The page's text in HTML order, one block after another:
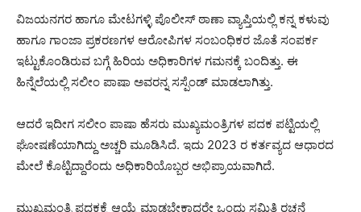
ವಿಜಯನಗರ ಹಾಗೂ ಮೇಟಗಳ್ಳಿ ಪೊಲೀಸ್ ಠಾಣಾ ವ್ಯಾಪ್ತಿಯಲ್ಲಿ ಕನ್ನ ಕಳುವು
ಹಾಗೂ ಗಾಂಜಾ ಪ್ರಕರಣಗಳ ಆರೋಪಿಗಳ ಸಂಬಂಧಿಕರ ಜೊತೆ ಸಂಪರ್ಕ
ಇಟ್ಟುಕೊಂಡಿರುವ ಬಗ್ಗೆ ಹಿರಿಯ ಅಧಿಕಾರಿಗಳ ಗಮನಕ್ಕೆ ಬಂದಿತ್ತು. ಈ
ಹಿನ್ನೆಲೆಯಲ್ಲಿ ಸಲೀಂ ಪಾಷಾ ಅವರನ್ನ ಸಸ್ಪೆಂಡ್ ಮಾಡಲಾಗಿತ್ತು.
ಆದರೆ ಇದೀಗ ಸಲೀಂ ಪಾಷಾ ಹೆಸರು ಮುಖ್ಯಮಂತ್ರಿಗಳ ಪದಕ ಪಟ್ಟಿಯಲ್ಲಿ
ಘೋಷಣೆಯಾಗಿದ್ದು ಅಚ್ಚರಿ ಮೂಡಿಸಿದೆ. ಇದು 2023 ರ ಕರ್ತವ್ಯದ ಆಧಾರದ
ಮೇಲೆ ಕೊಟ್ಟಿದ್ದಾರೆಂದು ಅಧಿಕಾರಿಯೊಬ್ಬರ ಅಭಿಪ್ರಾಯವಾಗಿದೆ.
ಮುಖ್ಯಮಂತ್ರಿ ಪದಕಕ್ಕೆ ಆಯ್ಕೆ ಮಾಡಬೇಕಾದರೇ ಒಂದು ಸಮಿತಿ ರಚನೆ